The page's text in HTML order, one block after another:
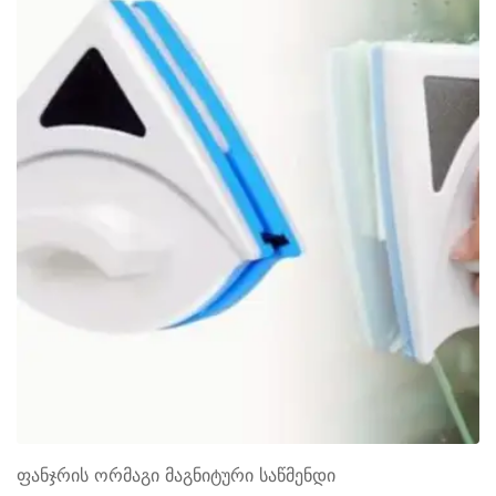
ფანჯრის ორმაგი მაგნიტური საწმენდი